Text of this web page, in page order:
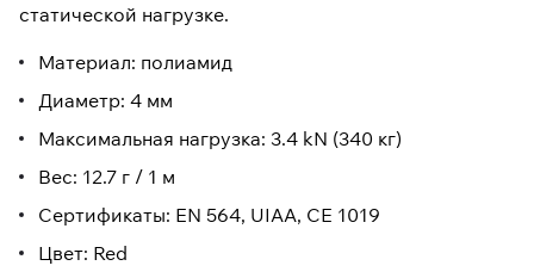
статической нагрузке.
Материал: полиамид
Диаметр: 4 мм
Максимальная нагрузка: 3.4 kN (340 кг)
Вес: 12.7 г / 1 м
Сертификаты: EN 564, UIAA, CE 1019
Цвет: Red